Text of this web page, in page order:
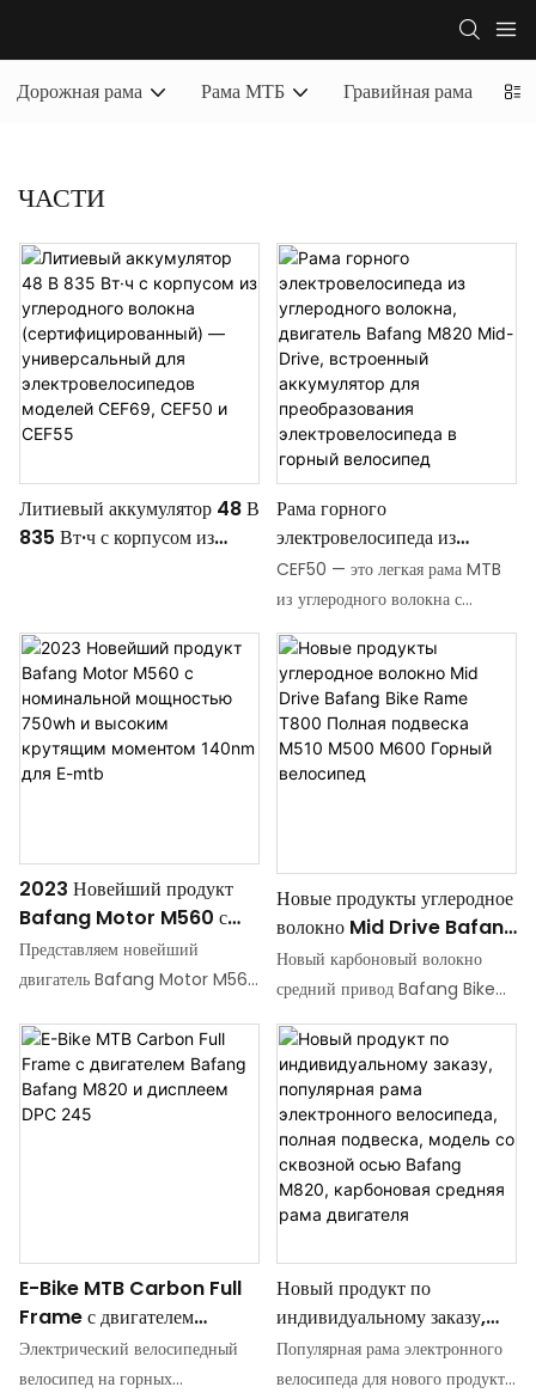
Дорожная рама Рама МТБ Гравийная рама
ЧАСТИ
Литиевый аккумулятор 48 В
835 Вт·ч с корпусом из
электровелосипедов моделей
CEF69, CEF50 и CEF55
Рама горного
электровелосипеда из
углеродного волокна,
двигатель Bafang M820
аккумулятор для
преобразования
электровелосипеда в горный
велосипед
CEF50 — это легкая рама MTB
из углеродного волокна с
полной подвеской и
электроприводом, разработанная
для оптимальной
производительности. Он имеет
внутреннюю прокладку кабеля,
совместим с дисковыми
водителей разного роста. Рама
изготовлена ​​из
высококачественного материала
Carbon Fiber T700 и весит
2600 г, что делает ее прочным и
любителей катания на горных
велосипедах.
2023 Новейший продукт
Bafang Motor M560 с
номинальной мощностью
750wh и высоким
для E-mtb
Представляем новейший
двигатель Bafang Motor M560
мощностью 750 Втч и
впечатляющим высоким
крутящим моментом 140 Нм,
специально разработанный для
двигателя, идеально
подходящего для легкого
преодоления сложной
Новые продукты углеродное
волокно Mid Drive Bafang
Bike Rame T800 Полная
подвеска M510 M500
Новый карбоновый волокно
средний привод Bafang Bike
Frame T800 Полная подвеска
Эта каркасная рама с полной
подвеской T800 Carbon Fiber
изготовлена ​​из высокопрочного
углеродного волокна T800, с
легкой и превосходной
жесткостью, специально
разработанной для любителей
горных велосипедов, которые
стремятся к производительности
и долговечности. Рамка
совместима с двигателями
Bafang M510, M50, M600
E-Bike MTB Carbon Full
Frame с двигателем
Bafang Bafang M820 и
дисплеем DPC 245
Электрический велосипедный
велосипед на горных
Новый продукт по
индивидуальному заказу,
популярная рама
электронного велосипеда,
Популярная рама электронного
велосипеда для нового продукта